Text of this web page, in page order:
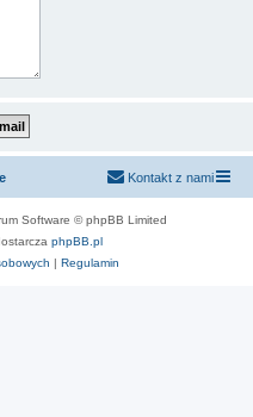
Kontakt z nami
Software © phpBB Limited
phpBB.pl
| Regulamin